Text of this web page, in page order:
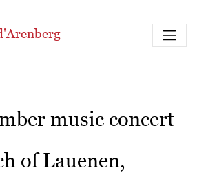
music concert
of Lauenen,